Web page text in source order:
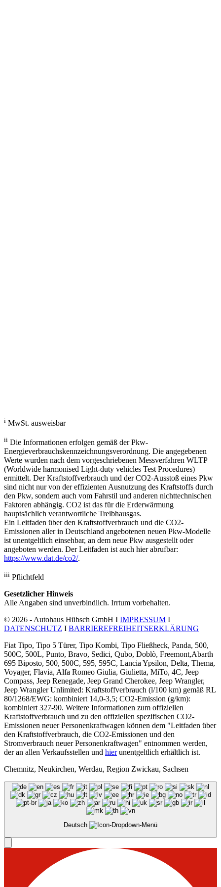
i MwSt. ausweisbar
ii Die Informationen erfolgen gemäß der Pkw-
Energieverbrauchskennzeichnungsverordnung. Die angegebenen
Werte wurden nach dem vorgeschriebenen Messverfahren WLTP
(Worldwide harmonised Light-duty vehicles Test Procedures)
ermittelt. Der Kraftstoffverbrauch und der CO2-Ausstoß eines Pkw
sind nicht nur von der effizienten Ausnutzung des Kraftstoffs durch
den Pkw, sondern auch vom Fahrstil und anderen nichttechnischen
Faktoren abhängig. CO2 ist das für die Erderwärmung
hauptsächlich verantwortliche Treibhausgas.
Ein Leitfaden über den Kraftstoffverbrauch und die CO2-
Emissionen aller in Deutschland angebotenen neuen Pkw-Modelle
ist unentgeltlich einsehbar, an dem neue Pkw ausgestellt oder
angeboten werden. Der Leitfaden ist auch hier abrufbar:
https://www.dat.de/co2/.
iii Pflichtfeld
Gesetzlicher Hinweis
Alle Angaben sind unverbindlich. Irrtum vorbehalten.
© 2026 - Autohaus Hübsch GmbH I IMPRESSUM I
DATENSCHUTZ I BARRIEREFREIHEITSERKLÄRUNG
Fiat Tipo, Tipo 5 Türer, Tipo Kombi, Tipo Fließheck, Panda, 500,
500C, 500L, Punto, Bravo, Sedici, Qubo, Doblò, Freemont,Abarth
695 Biposto, 500, 500C, 595, 595C, Lancia Ypsilon, Delta, Thema,
Voyager, Flavia, Alfa Romeo Giulia, Giulietta, MiTo, 4C, Jeep
Compass, Jeep Renegade, Jeep Grand Cherokee, Jeep Wrangler,
Jeep Wrangler Unlimited: Kraftstoffverbrauch (l/100 km) gemäß RL
80/1268/EWG: kombiniert 14,0-3,5; CO2-Emission (g/km):
kombiniert 327-90. Weitere Informationen zum offiziellen
Kraftstoffverbrauch und zu den offiziellen spezifischen CO2-
Emissionen neuer Personenkraftwagen können dem "Leitfaden über
den Kraftstoffverbrauch, die CO2-Emissionen und den
Stromverbrauch neuer Personenkraftwagen" entnommen werden,
der an allen Verkaufsstellen und hierunentgeltlich erhältlich ist.
Chemnitz, Neukirchen, Werdau, Region Zwickau, Sachsen
Deutsch